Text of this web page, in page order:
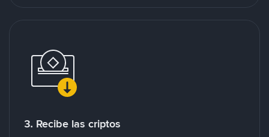
3. Recibe las criptos